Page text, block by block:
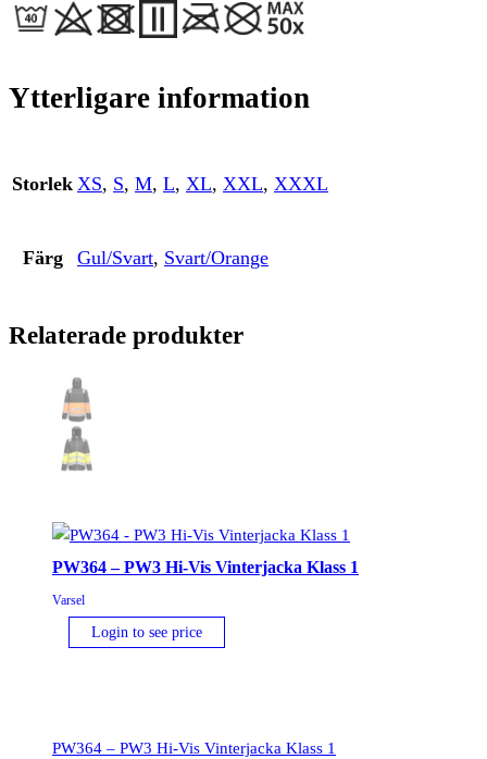
Ytterligare information
Storlek XS, S, M, L, XL, XXL, XXXL
Färg Gul/Svart, Svart/Orange
Relaterade produkter
PW364 – PW3 Hi-Vis Vinterjacka Klass 1
Varsel
Login to see price
PW364 – PW3 Hi-Vis Vinterjacka Klass 1